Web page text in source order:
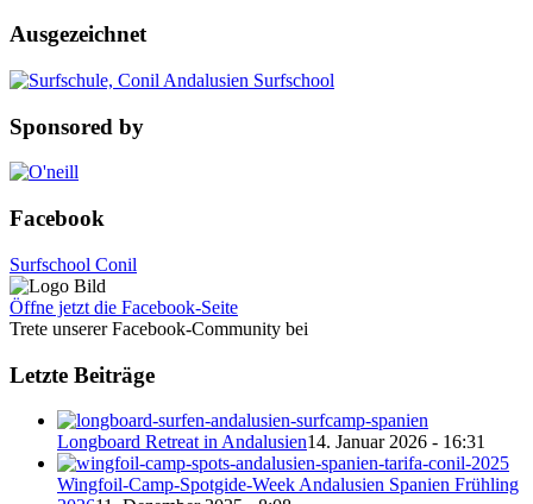
Ausgezeichnet
Sponsored by
Facebook
Surfschool Conil
Öffne jetzt die Facebook-Seite
Trete unserer Facebook-Community bei
Letzte Beiträge
Longboard Retreat in Andalusien14. Januar 2026 - 16:31
Wingfoil-Camp-Spotgide-Week Andalusien Spanien Frühling